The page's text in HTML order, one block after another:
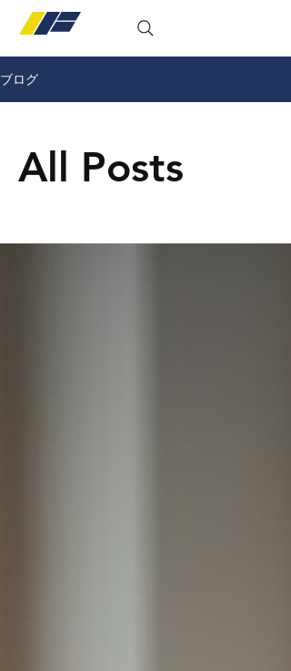
conditioning gym
ブログ
All Posts